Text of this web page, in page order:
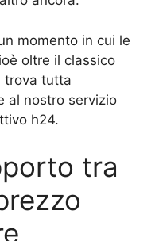
momento in cui le
oltre il classico
trova tutta
al nostro servizio
h24.
tra